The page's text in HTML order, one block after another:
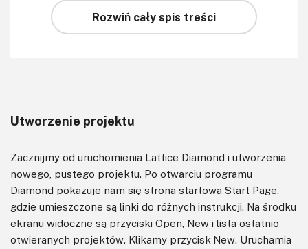
Rozwiń cały spis treści
Utworzenie projektu
Zacznijmy od uruchomienia Lattice Diamond i utworzenia
nowego, pustego projektu. Po otwarciu programu
Diamond pokazuje nam się strona startowa Start Page,
gdzie umieszczone są linki do różnych instrukcji. Na środku
ekranu widoczne są przyciski Open, New i lista ostatnio
otwieranych projektów. Klikamy przycisk New. Uruchamia